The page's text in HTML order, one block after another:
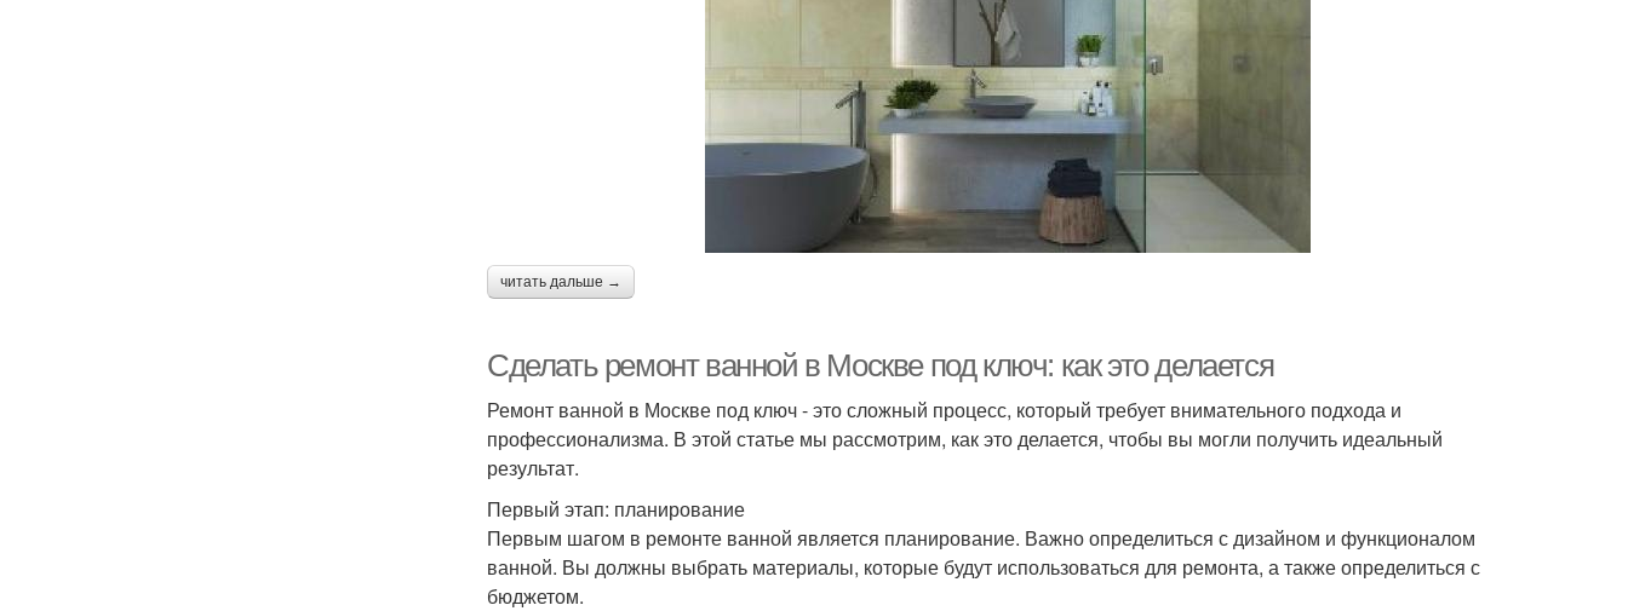
читать дальше →
Сделать ремонт ванной в Москве под ключ: как это делается
Ремонт ванной в Москве под ключ - это сложный процесс, который требует внимательного подхода и
профессионализма. В этой статье мы рассмотрим, как это делается, чтобы вы могли получить идеальный
результат.
Первый этап: планирование
Первым шагом в ремонте ванной является планирование. Важно определиться с дизайном и функционалом
ванной. Вы должны выбрать материалы, которые будут использоваться для ремонта, а также определиться с
бюджетом.